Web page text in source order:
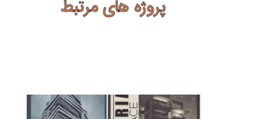
پروژه های مرتبط